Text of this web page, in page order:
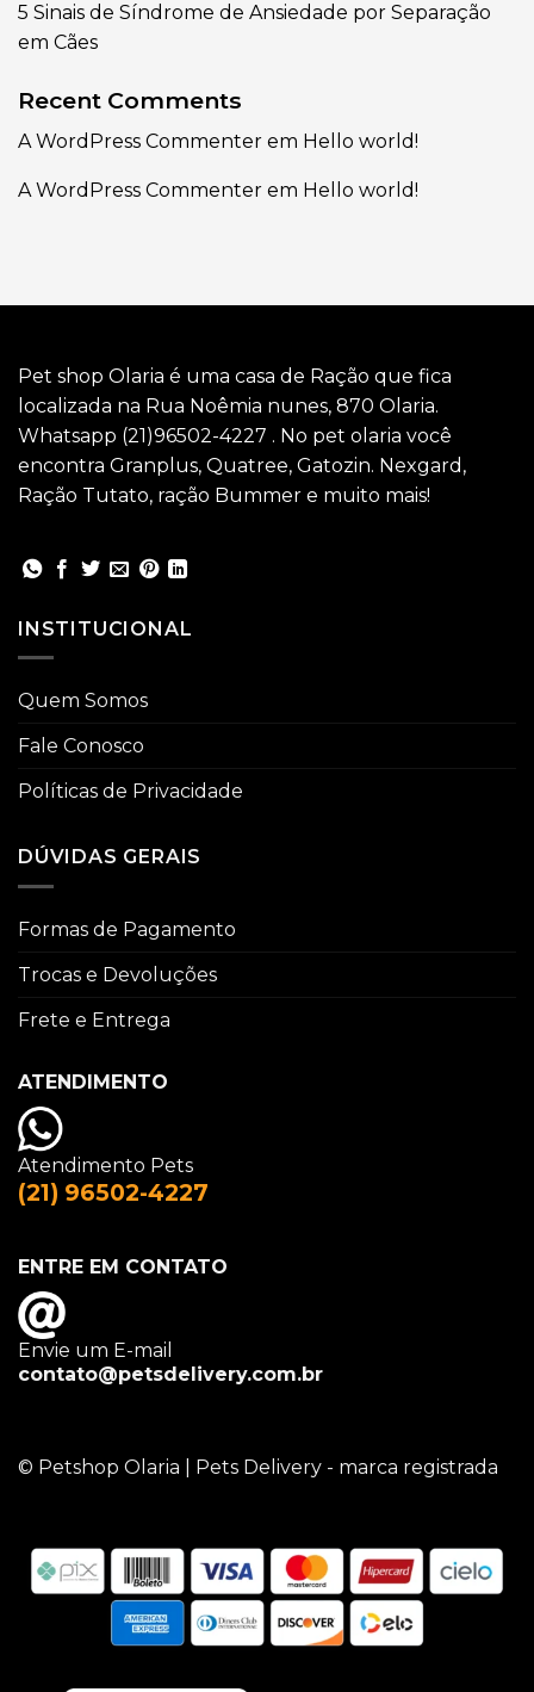
5 Sinais de Síndrome de Ansiedade por Separação
em Cães
Recent Comments
A WordPress Commenter em Hello world!
A WordPress Commenter em Hello world!
Pet shop Olaria é uma casa de Ração que fica
localizada na Rua Noêmia nunes, 870 Olaria.
Whatsapp (21)96502-4227 . No pet olaria você
encontra Granplus, Quatree, Gatozin. Nexgard,
Ração Tutato, ração Bummer e muito mais!
INSTITUCIONAL
Quem Somos
Fale Conosco
Políticas de Privacidade
DÚVIDAS GERAIS
Formas de Pagamento
Trocas e Devoluções
Frete e Entrega
ATENDIMENTO
Atendimento Pets
(21) 96502-4227
ENTRE EM CONTATO
Envie um E-mail
contato@petsdelivery.com.br
© Petshop Olaria | Pets Delivery - marca registrada